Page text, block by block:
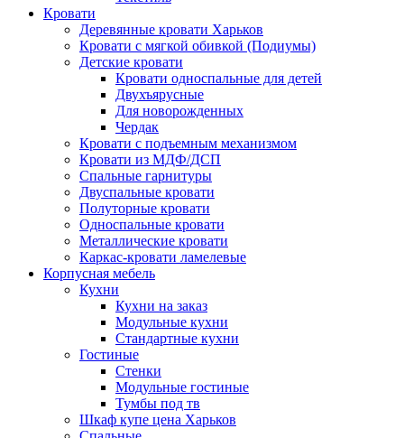
Кровати
Деревянные кровати Харьков
Кровати с мягкой обивкой (Подиумы)
Детские кровати
Кровати односпальные для детей
Двухъярусные
Для новорожденных
Чердак
Кровати с подъемным механизмом
Кровати из МДФ/ДСП
Спальные гарнитуры
Двуспальные кровати
Полуторные кровати
Односпальные кровати
Металлические кровати
Каркас-кровати ламелевые
Корпусная мебель
Кухни
Кухни на заказ
Модульные кухни
Стандартные кухни
Гостиные
Стенки
Модульные гостиные
Тумбы под тв
Шкаф купе цена Харьков